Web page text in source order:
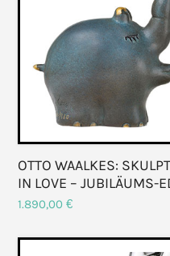
OTTO WAALKES:
IN LOVE – JUBILÄUMS-
1.890,00€